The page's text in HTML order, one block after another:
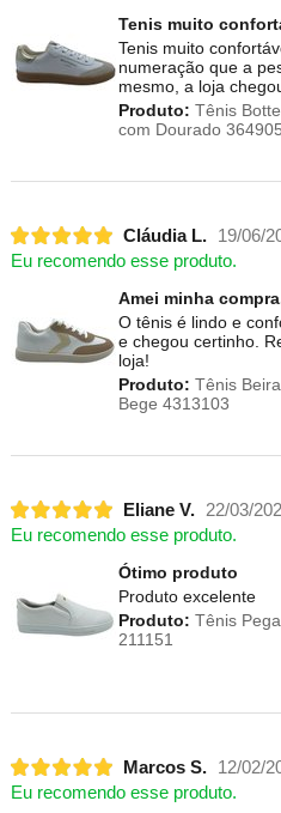
Tenis muito
Tenis muito
numeração que a
mesmo, a loja
Produto: Tênis
com Dourado 364905
Cláudia L.
19/06/
Eu recomendo esse produto.
Amei minha
O tênis é lindo e
e chegou certinho.
loja!
Produto: Tênis
Bege 4313103
Eliane V.
22/03/
Eu recomendo esse produto.
Ótimo produto
Produto excelente
Produto: Tênis
211151
Marcos S.
12/02/
Eu recomendo esse produto.